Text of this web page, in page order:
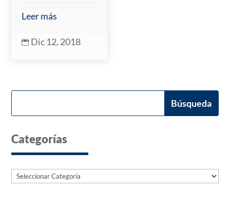
Leer más
 Dic 12, 2018
Categorías
Categorías